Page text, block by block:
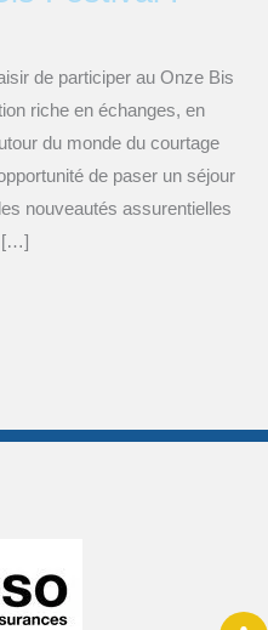
de participer au Onze Bis
riche en échanges, en
du monde du courtage
de paser un séjour
nouveautés assurentielles
[…]